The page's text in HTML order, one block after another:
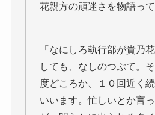
花親方の頑迷さを物語って
「なにしろ執行部が貴乃
しても、なしのつぶて。
度どころか、１０回近く
いいます。忙しいとか言